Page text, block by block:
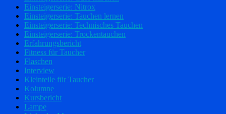
Einsteigerserie: Nitrox
Einsteigerserie: Tauchen lernen
Einsteigerserie: Technisches Tauchen
Einsteigerserie: Trockentauchen
Erfahrungsbericht
Fitness für Taucher
Flaschen
Interview
Kleinteile für Taucher
Kolumne
Kursbericht
Lampe